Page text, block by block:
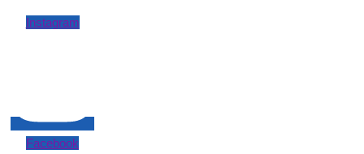
Instagram
Facebook